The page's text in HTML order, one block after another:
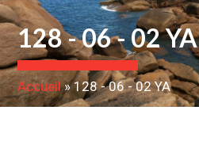
128 - 06 - 02 YA
Accueil»128 - 06 - 02 YA